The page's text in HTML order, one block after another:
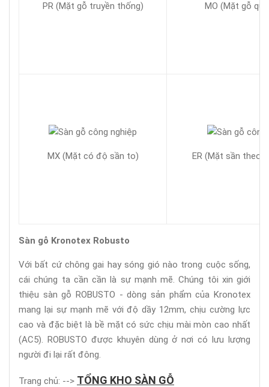
PR (Mặt gỗ truyền thống) MO (Mặt gỗ
MX (Mặt có độ sần to) ER (Mặt sần theo
Sàn gỗ Kronotex Robusto
Với bất cứ chông gai hay sóng gió nào trong cuộc sống,
cái chúng ta cần cần là sự mạnh mẽ. Chúng tôi xin giới
thiệu sàn gỗ ROBUSTO - dòng sản phẩm của Kronotex
mang lại sự mạnh mẽ với độ dầy 12mm, chịu cường lực
cao và đặc biệt là bề mặt có sức chịu mài mòn cao nhất
(AC5). ROBUSTO được khuyên dùng ở nơi có lưu lượng
người đi lại rất đông.
Trang chủ: --> TỔNG KHO SÀN GỖ